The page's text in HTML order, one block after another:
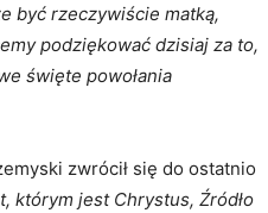
być rzeczywiście matką,
podziękować dzisiaj za to,
święte powołania
zwrócił się do ostatnio
którym jest Chrystus, Źródło